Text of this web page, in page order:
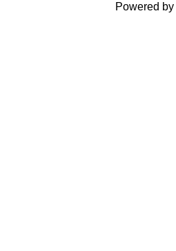
Powered by